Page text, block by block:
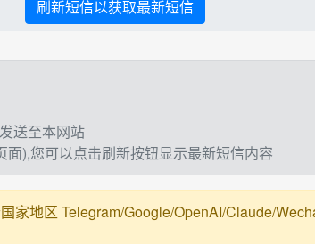
刷新短信以获取最新短信
送至本网站
),您可以点击刷新按钮显示最新短信内容
家地区 Telegram/Google/OpenAI/Claude/